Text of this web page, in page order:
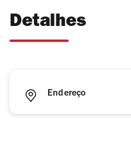
Detalhes
Endereço